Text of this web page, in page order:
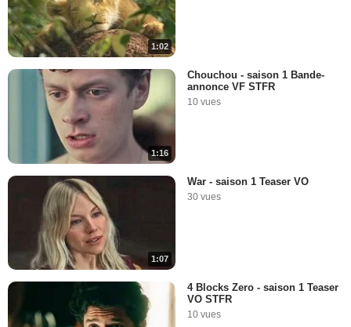
1:02
1:16
Chouchou - saison 1 Bande-
annonce VF STFR
10 vues
1:07
War - saison 1 Teaser VO
30 vues
4 Blocks Zero - saison 1 Teaser
VO STFR
10 vues